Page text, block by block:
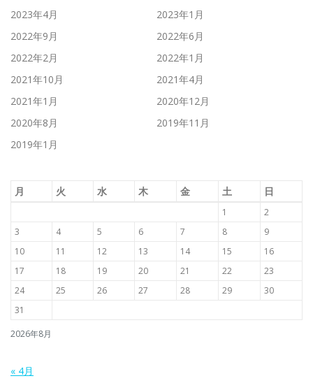
2023年4月
2023年1月
2022年9月
2022年6月
2022年2月
2022年1月
2021年10月
2021年4月
2021年1月
2020年12月
2020年8月
2019年11月
2019年1月
2026年8月
月 火 水 木 金 土 日
1
2
3
4 5 6 7 8
9
10
11 12 13 14 15
16
17
18 19 20 21 22
23
24
25 26 27 28 29
30
31
« 4月